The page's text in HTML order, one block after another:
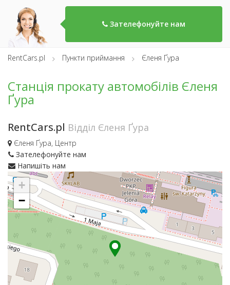
Зателефонуйте нам
RentCars.pl Пункти приймання Єленя Ґура
Станція прокату автомобілів Єленя
Ґура
RentCars.pl Відділ Єленя Ґура
Єленя Ґура, Центр
Зателефонуйте нам
Напишіть нам
+
−